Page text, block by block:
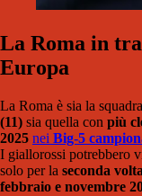
La Roma in
Europa
La Roma è sia la
(11) sia quella con più
2025 nei Big-5
I giallorossi potrebbero
solo per la seconda
febbraio e novembre